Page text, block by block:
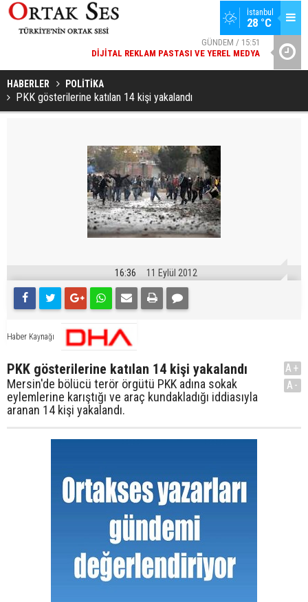
İstanbul
28 °C
DIJITAL REKLAM PASTASI VE YEREL MEDYA
GENÇLERBIRLIĞI SPOR KULÜBÜNDEN AÇIKLAMA GELDI
HABERLER POLİTİKA
PKK gösterilerine katılan 14 kişi yakalandı
16:36 11 Eylül 2012
Haber Kaynağı
PKK gösterilerine katılan 14 kişi yakalandı
Mersin'de bölücü terör örgütü PKK adına sokak
eylemlerine karıştığı ve araç kundakladığı iddiasıyla
aranan 14 kişi yakalandı.
A+
A-